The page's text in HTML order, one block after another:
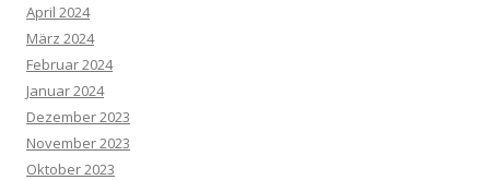
April 2024
März 2024
Februar 2024
Januar 2024
Dezember 2023
November 2023
Oktober 2023